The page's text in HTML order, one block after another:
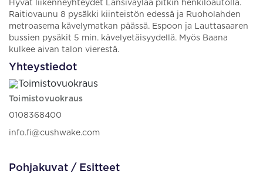
Hyvät liikenneyhteydet Länsiväylää pitkin henkilöautolla.
Raitiovaunu 8 pysäkki kiinteistön edessä ja Ruoholahden
metroasema kävelymatkan päässä. Espoon ja Lauttasaaren
bussien pysäkit 5 min. kävelyetäisyydellä. Myös Baana
kulkee aivan talon vierestä.
Yhteystiedot
Toimistovuokraus
0108368400
info.fi@cushwake.com
Pohjakuvat / Esitteet